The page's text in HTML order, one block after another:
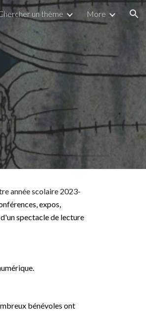
un thème More
annéescolaire 2023-
expos,
spectacle de lecture
bénévoles ont